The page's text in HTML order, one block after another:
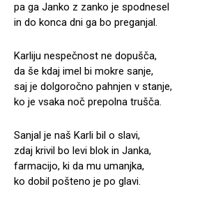
pa ga Janko z zanko je spodnesel
in do konca dni ga bo preganjal.
Karliju nespečnost ne dopušča,
da še kdaj imel bi mokre sanje,
saj je dolgoročno pahnjen v stanje,
ko je vsaka noč prepolna trušča.
Sanjal je naš Karli bil o slavi,
zdaj krivil bo levi blok in Janka,
farmacijo, ki da mu umanjka,
ko dobil pošteno je po glavi.